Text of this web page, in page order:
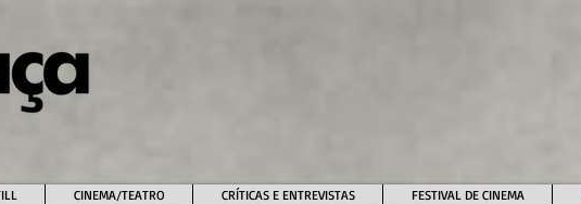
CINEMA/TEATRO CRÍTICAS E ENTREVISTAS FESTIVAL DE CINEMA